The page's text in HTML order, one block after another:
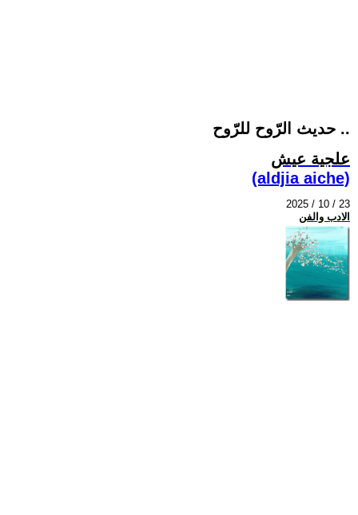
حديث الرّوح للرّوح ..
علجية عيش
(aldjia aiche)
2025 / 10 / 23
الادب والفن